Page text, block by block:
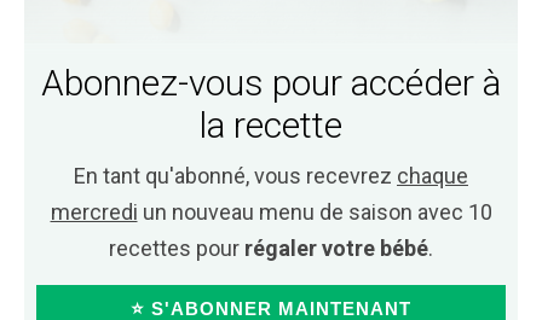
Abonnez-vous pour accéder à
la recette
En tant qu'abonné, vous recevrez chaque
mercredi un nouveau menu de saison avec 10
recettes pour régaler votre bébé.
⭐ S'ABONNER MAINTENANT